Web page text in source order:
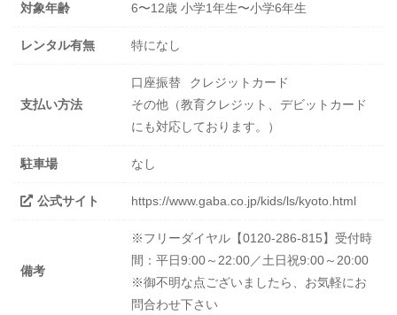
対象年齢 6〜12歳 小学1年生〜小学6年生
レンタル有無 特になし
支払い方法
口座振替
クレジットカード
その他（教育クレジット、デビットカード
にも対応しております。）
駐車場 なし
公式サイト https://www.gaba.co.jp/kids/ls/kyoto.html
備考
※フリーダイヤル【0120-286-815】受付時
間：平日9:00～22:00／土日祝9:00～20:00
※御不明な点ございましたら、お気軽にお
問合わせ下さい